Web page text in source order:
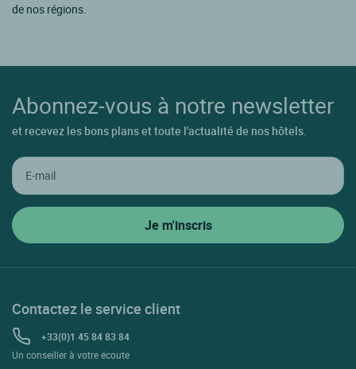
de nos régions.
Abonnez-vous à notre newsletter
et recevez les bons plans et toute l'actualité de nos hôtels.
Contactez le service client
+33(0)1 45 84 83 84
Un conseiller à votre écoute